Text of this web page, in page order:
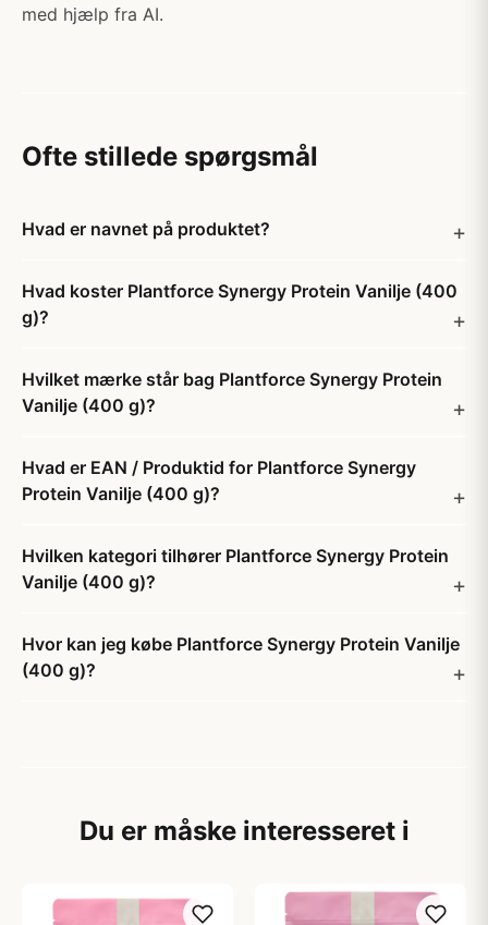
med hjælp fra AI.
Ofte stillede spørgsmål
Hvad er navnet på produktet?
Hvad koster Plantforce Synergy Protein Vanilje (400
g)?
Hvilket mærke står bag Plantforce Synergy Protein
Vanilje (400 g)?
Hvad er EAN / Produktid for Plantforce Synergy
Protein Vanilje (400 g)?
Hvilken kategori tilhører Plantforce Synergy Protein
Vanilje (400 g)?
Hvor kan jeg købe Plantforce Synergy Protein Vanilje
(400 g)?
Du er måske interesseret i